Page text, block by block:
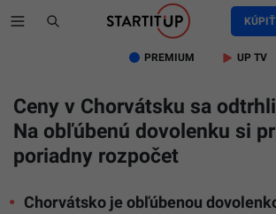
PREMIUM UP TV
Ceny v Chorvátsku sa
Na obľúbenú dovolenku si
poriadny rozpočet
Chorvátsko je obľúbenou